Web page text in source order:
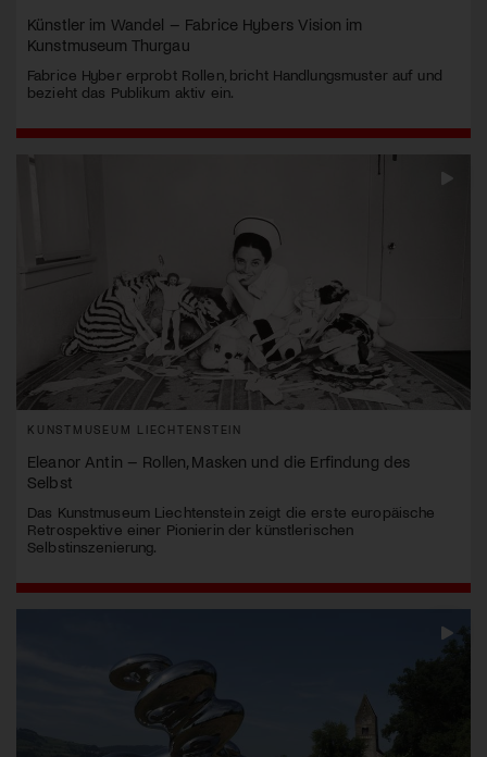
Künstler im Wandel – Fabrice Hybers Vision im
Kunstmuseum Thurgau
Fabrice Hyber erprobt Rollen, bricht Handlungsmuster auf und
bezieht das Publikum aktiv ein.
KUNSTMUSEUM LIECHTENSTEIN
Eleanor Antin – Rollen, Masken und die Erfindung des
Selbst
Das Kunstmuseum Liechtenstein zeigt die erste europäische
Retrospektive einer Pionierin der künstlerischen
Selbstinszenierung.